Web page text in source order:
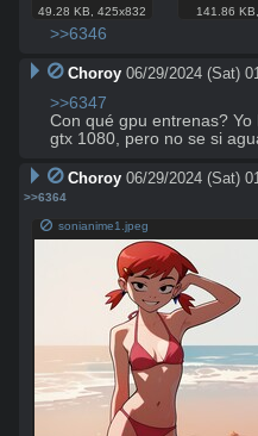
49.28 KB,425x832 141.86 KB
>>6346
Choroy 06/29/2024 (Sat)
>>6347
Con qué gpu entrenas?
gtx 1080, pero no se si
Choroy 06/29/2024 (Sat)
>>6364
sonianime1.jpeg